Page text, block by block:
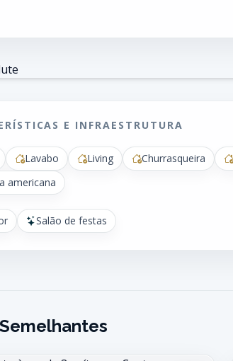
E INFRAESTRUTURA
Lavabo Living Churrasqueira
americana
Salão de festas